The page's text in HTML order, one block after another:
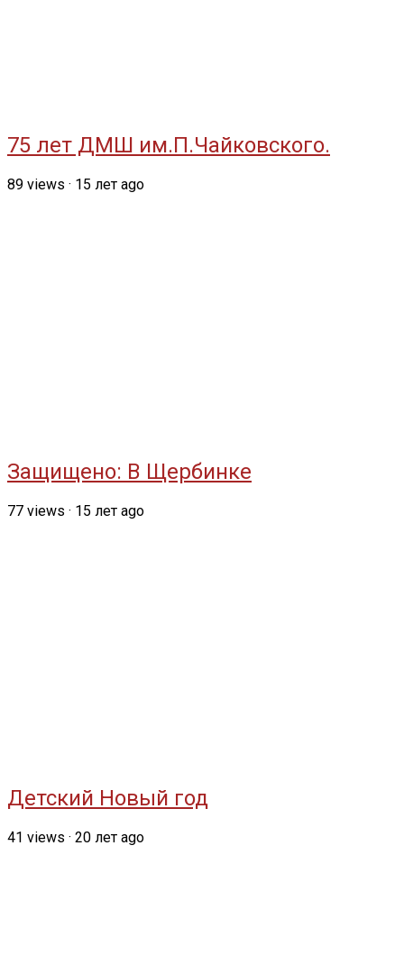
75 лет ДМШ им.П.Чайковского.
89 views · 15 лет ago
Защищено: В Щербинке
77 views · 15 лет ago
Детский Новый год
41 views · 20 лет ago